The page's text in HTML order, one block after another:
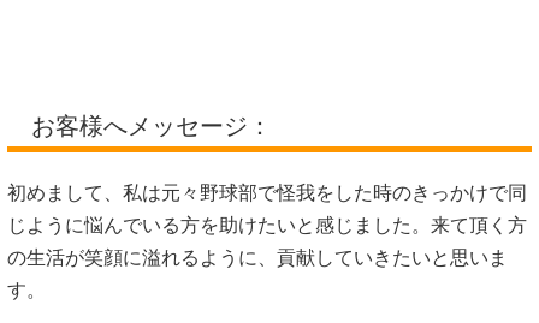
お客様へメッセージ：
初めまして、私は元々野球部で怪我をした時のきっかけで同
じように悩んでいる方を助けたいと感じました。来て頂く方
の生活が笑顔に溢れるように、貢献していきたいと思いま
す。